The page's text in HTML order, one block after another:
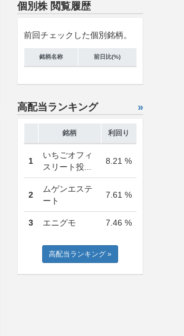
個別株 閲覧履歴
前回チェックした個別銘柄。
銘柄名称 前日比(%)
高配当ランキング »
銘柄 利回り
1
いちごオフィ
スリート投...
8.21 %
2
ムゲンエステ
ート
7.61 %
3 エニグモ 7.46 %
高配当ランキング »